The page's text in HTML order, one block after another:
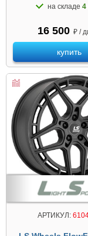
на складе 4
16 500 ₽ /
купить
АРТИКУЛ: